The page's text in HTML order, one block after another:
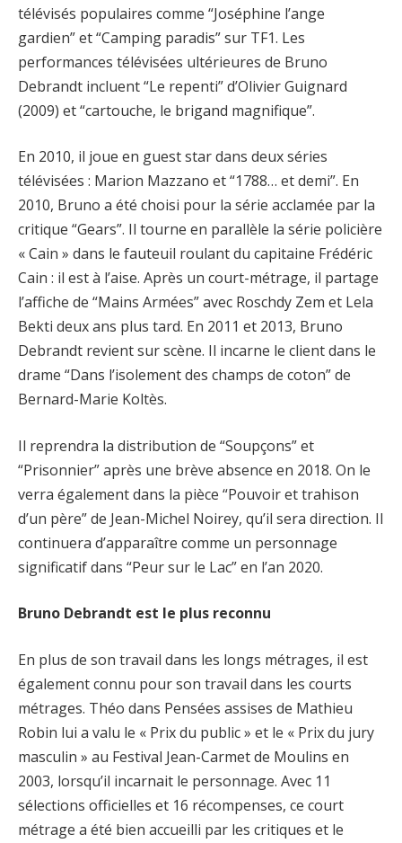
télévisés populaires comme “Joséphine l’ange
gardien” et “Camping paradis” sur TF1. Les
performances télévisées ultérieures de Bruno
Debrandt incluent “Le repenti” d’Olivier Guignard
(2009) et “cartouche, le brigand magnifique”.
En 2010, il joue en guest star dans deux séries
télévisées : Marion Mazzano et “1788… et demi”. En
2010, Bruno a été choisi pour la série acclamée par la
critique “Gears”. Il tourne en parallèle la série policière
« Cain » dans le fauteuil roulant du capitaine Frédéric
Cain : il est à l’aise. Après un court-métrage, il partage
l’affiche de “Mains Armées” avec Roschdy Zem et Lela
Bekti deux ans plus tard. En 2011 et 2013, Bruno
Debrandt revient sur scène. Il incarne le client dans le
drame “Dans l’isolement des champs de coton” de
Bernard-Marie Koltès.
Il reprendra la distribution de “Soupçons” et
“Prisonnier” après une brève absence en 2018. On le
verra également dans la pièce “Pouvoir et trahison
d’un père” de Jean-Michel Noirey, qu’il sera direction. Il
continuera d’apparaître comme un personnage
significatif dans “Peur sur le Lac” en l’an 2020.
Bruno Debrandt est le plus reconnu
En plus de son travail dans les longs métrages, il est
également connu pour son travail dans les courts
métrages. Théo dans Pensées assises de Mathieu
Robin lui a valu le « Prix du public » et le « Prix du jury
masculin » au Festival Jean-Carmet de Moulins en
2003, lorsqu’il incarnait le personnage. Avec 11
sélections officielles et 16 récompenses, ce court
métrage a été bien accueilli par les critiques et le